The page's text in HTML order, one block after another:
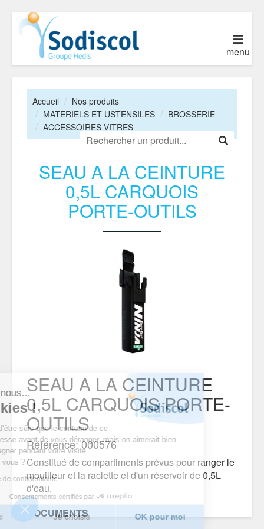
nous...
!
d’être sûrs que le contenu de ce
intéresse avant de vous déranger, mais on aimerait bien
pendant votre visite...
pour vous ?
de confidentialité
Consentements certifiés par
merci Je choisis OK pour moi
menu
Accueil
Nos produits
MATERIELS ET USTENSILES
BROSSERIE
ACCESSOIRES VITRES
SEAU A LA CEINTURE
0,5L CARQUOIS
PORTE-OUTILS
SEAU A LA CEINTURE
0,5L CARQUOIS PORTE-
OUTILS
Référence: 000576
Constitué de compartiments prévus pour ranger le
mouilleur et la raclette et d'un réservoir de 0,5L
d'eau.
DOCUMENTS